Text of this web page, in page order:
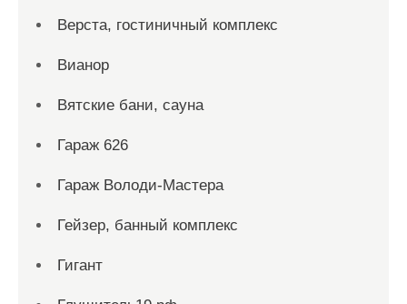
Верста, гостиничный комплекс
Вианор
Вятские бани, сауна
Гараж 626
Гараж Володи-Мастера
Гейзер, банный комплекс
Гигант